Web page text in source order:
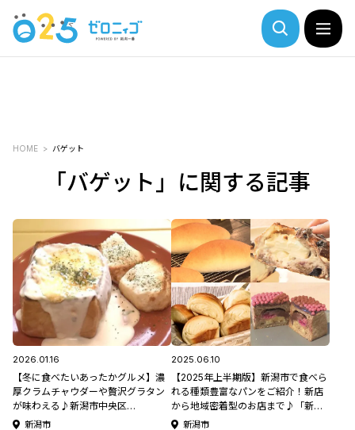
HOME バゲット
「バゲット」に関する記事
2026.01.16
【冬に食べたいあったかグルメ】濃
厚クラムチャウダーや贅沢グラタン
が味わえる♪新潟市中央区
｢YUMMY'S COFFEE｣
新潟市
2025.06.10
【2025年上半期版】新潟市で食べら
れる種類豊富なパンをご紹介！新店
から地域密着型のお店まで♪「新潟
市絶品パン屋5選」
新潟市